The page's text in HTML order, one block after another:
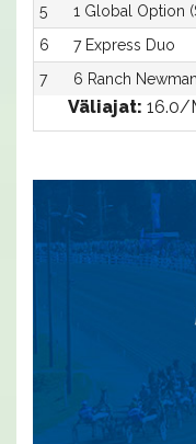
5
1 Global Option
6
7 Express Duo
7
6 Ranch Newman
Väliajat: 16.0/